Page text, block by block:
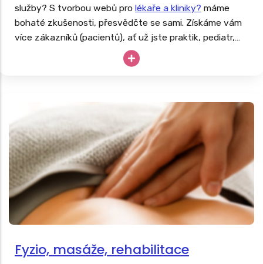
služby? S tvorbou webů pro lékaře a kliniky? máme
bohaté zkušenosti, přesvědčte se sami. Získáme vám
více zákazníků (pacientů), ať už jste praktik, pediatr,
dentista, ortoped či fyzioterapeut.
Fyzio, masáže, rehabilitace